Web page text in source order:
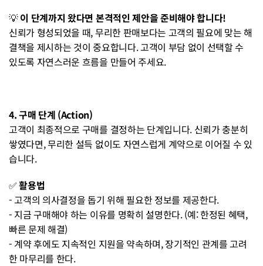
💡 이 단계까지 왔다면 본격적인 제안을 준비해야 합니다!
신뢰가 형성되었을 때, 무리한 판매보다는 고객의 필요에 맞는 해
결책을 제시하는 것이 중요합니다. 고객이 부담 없이 선택할 수
있도록 자연스러운 흐름을 만들어 주세요.
4. 구매 단계 (Action)
고객이 최종적으로 구매를 결정하는 단계입니다. 신뢰가 충분히
쌓였다면, 무리한 설득 없이도 자연스럽게 계약으로 이어질 수 있
습니다.
✅ 활용법
- 고객의 의사결정을 돕기 위해 필요한 정보를 제공한다.
- 지금 구매해야 하는 이유를 명확히 설명한다. (예: 한정된 혜택,
빠른 문제 해결)
- 계약 후에도 지속적인 지원을 약속하며, 장기적인 관계를 고려
한 마무리를 한다.